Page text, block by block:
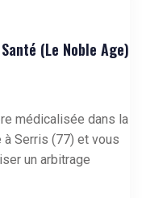
(Le Noble Age)
médicalisée dans la
à Serris (77) et vous
un arbitrage